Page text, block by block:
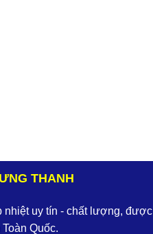
THANH
nhiệt uy tín - chất lượng, được
Quốc.